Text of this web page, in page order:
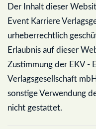
Der Inhalt dieser
Event Karriere
urheberrechtlich
Erlaubnis auf dieser
Zustimmung der EKV -
Verlagsgesellschaft
sonstige Verwendung
nicht gestattet.